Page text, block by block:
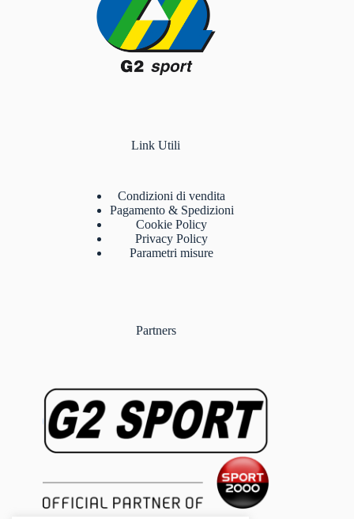
Link Utili
Condizioni di vendita
Pagamento & Spedizioni
Cookie Policy
Privacy Policy
Parametri misure
Partners